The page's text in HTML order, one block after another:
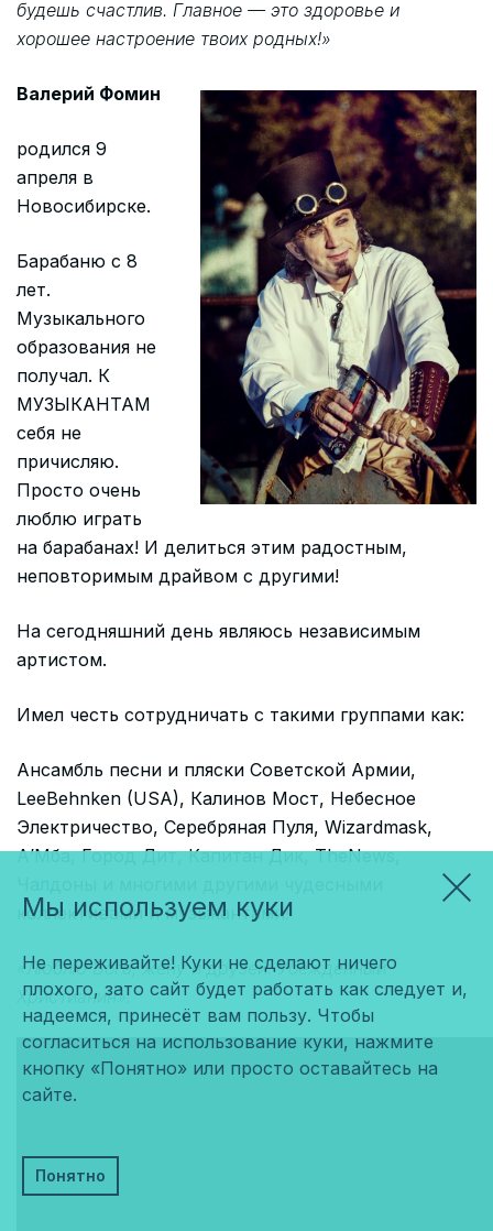
будешь счастлив. Главное — это здоровье и
хорошее настроение твоих родных!»
Валерий Фомин
родился 9
апреля в
Новосибирске.
Барабаню с 8
лет.
Музыкального
образования не
получал. К
МУЗЫКАНТАМ
себя не
причисляю.
Просто очень
люблю играть
на барабанах! И делиться этим радостным,
неповторимым драйвом с другими!
На сегодняшний день являюсь независимым
артистом.
Имел честь сотрудничать с такими группами как:
Ансамбль песни и пляски Советской Армии,
LeeBehnken (USA), Калинов Мост, Небесное
Электричество, Серебряная Пуля, Wizardmask,
А’Мба, Город Дит, Капитан Дик, TheNews,
коллективами и музыкантами!
«Люблю Бога, жену и друзей. Убежденный
Христианин».
Мы используем куки
Не переживайте! Куки не сделают ничего
плохого, зато сайт будет работать как следует и,
надеемся, принесёт вам пользу. Чтобы
согласиться на использование куки, нажмите
кнопку «Понятно» или просто оставайтесь на
сайте.
Понятно